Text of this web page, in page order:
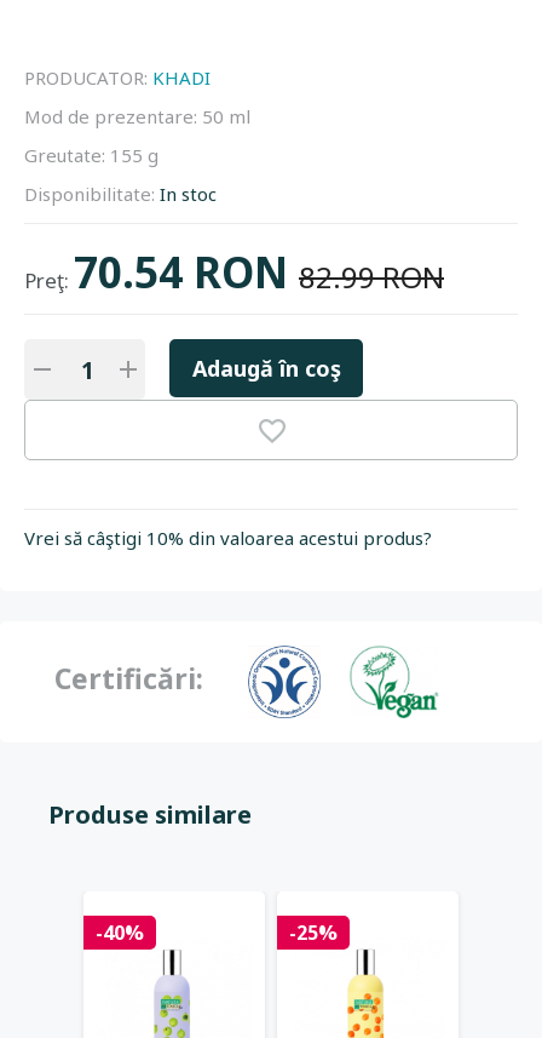
PRODUCATOR: KHADI
Mod de prezentare: 50 ml
Greutate: 155 g
Disponibilitate: In stoc
Preţ: 70.54 RON 82.99 RON
Adaugă în coş
Vrei să câştigi 10% din valoarea acestui produs?
Certificări:
Produse similare
-40% -25%